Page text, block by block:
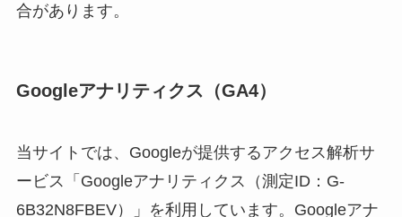
合があります。
Googleアナリティクス（GA4）
当サイトでは、Googleが提供するアクセス解析サ
ービス「Googleアナリティクス（測定ID：G-
6B32N8FBEV）」を利用しています。Googleアナ